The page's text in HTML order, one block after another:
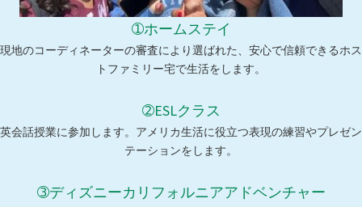
➀ホームステイ
現地のコーディネーターの審査により選ばれた、安心で信頼できるホス
トファミリー宅で生活をします。
➁ESLクラス
英会話授業に参加します。アメリカ生活に役立つ表現の練習やプレゼン
テーションをします。
➂ディズニーカリフォルニアアドベンチャー